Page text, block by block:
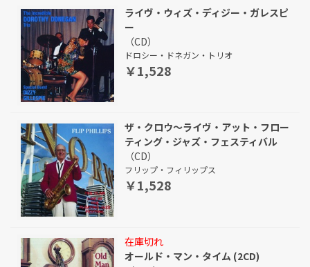
ライヴ・ウィズ・ディジー・ガレスピ
ー
（CD）
ドロシー・ドネガン・トリオ
￥1,528
ザ・クロウ～ライヴ・アット・フロー
ティング・ジャズ・フェスティバル
（CD）
フリップ・フィリップス
￥1,528
在庫切れ
オールド・マン・タイム (2CD)